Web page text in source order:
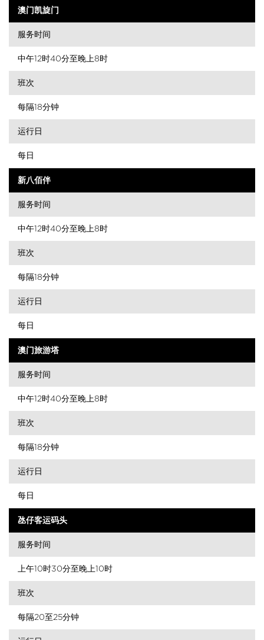
澳门凯旋门
服务时间
中午12时40分至晚上8时
班次
每隔18分钟
运行日
每日
新八佰伴
服务时间
中午12时40分至晚上8时
班次
每隔18分钟
运行日
每日
澳门旅游塔
服务时间
中午12时40分至晚上8时
班次
每隔18分钟
运行日
每日
氹仔客运码头
服务时间
上午10时30分至晚上10时
班次
每隔20至25分钟